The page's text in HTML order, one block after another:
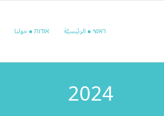
אודות ● حولنا ראשי ● الرئيسيّة
2024